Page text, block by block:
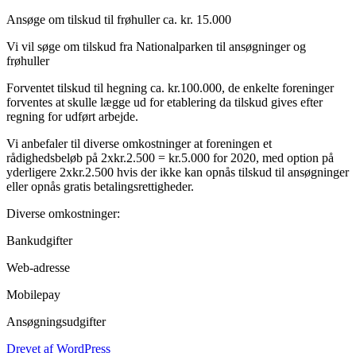
Ansøge om tilskud til frøhuller ca. kr. 15.000
Vi vil søge om tilskud fra Nationalparken til ansøgninger og
frøhuller
Forventet tilskud til hegning ca. kr.100.000, de enkelte foreninger
forventes at skulle lægge ud for etablering da tilskud gives efter
regning for udført arbejde.
Vi anbefaler til diverse omkostninger at foreningen et
rådighedsbeløb på 2xkr.2.500 = kr.5.000 for 2020, med option på
yderligere 2xkr.2.500 hvis der ikke kan opnås tilskud til ansøgninger
eller opnås gratis betalingsrettigheder.
Diverse omkostninger:
Bankudgifter
Web-adresse
Mobilepay
Ansøgningsudgifter
Drevet af WordPress